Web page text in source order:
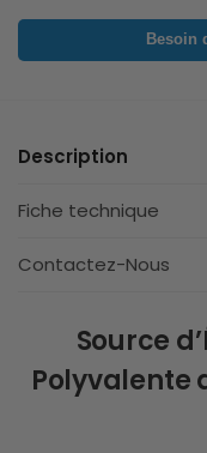
Besoin
Description
Fiche technique
Contactez-Nous
Source
Polyvalente